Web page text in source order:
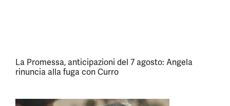
La Promessa, anticipazioni del 7 agosto: Angela
rinuncia alla fuga con Curro